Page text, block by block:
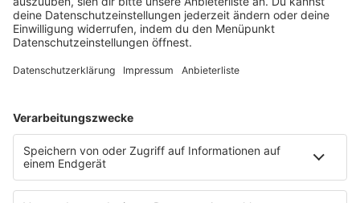
Füße hoch
Schmusekatze
Song Contest
Mädelsabend
Ich hasse Sport
Sonntag Morgen
Strandbar
Putzfimmel
Deutschpop